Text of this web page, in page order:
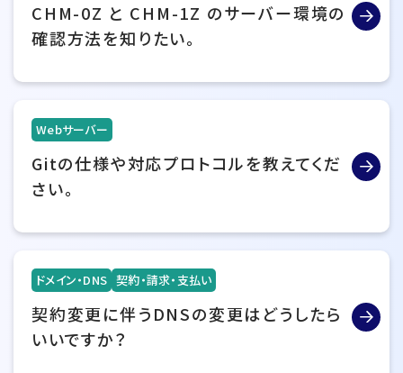
CHM-0Z と CHM-1Z のサーバー環境の
確認方法を知りたい。
Webサーバー
Gitの仕様や対応プロトコルを教えてくだ
さい。
ドメイン・DNS 契約・請求・支払い
契約変更に伴うDNSの変更はどうしたら
いいですか？